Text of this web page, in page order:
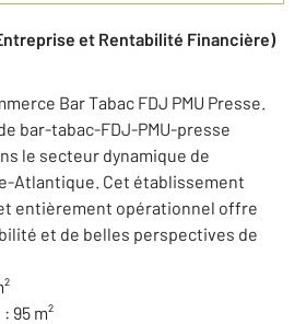
et Rentabilité Financière)
Bar Tabac FDJ PMU Presse.
bar-tabac-FDJ-PMU-presse
le secteur dynamique de
Atlantique. Cet établissement
entièrement opérationnel offre
et de belles perspectives de
95 m²